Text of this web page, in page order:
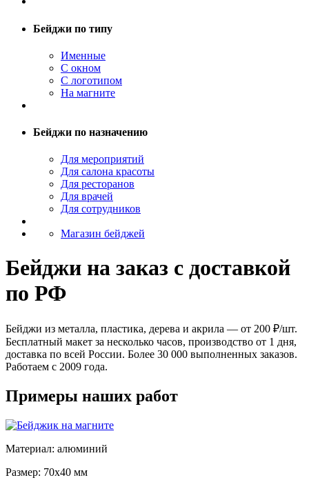
Бейджи по типу
Именные
С окном
С логотипом
На магните
Бейджи по назначению
Для мероприятий
Для салона красоты
Для ресторанов
Для врачей
Для сотрудников
Магазин бейджей
Бейджи на заказ с доставкой
по РФ
Бейджи из металла, пластика, дерева и акрила — от 200 ₽/шт.
Бесплатный макет за несколько часов, производство от 1 дня,
доставка по всей России. Более 30 000 выполненных заказов.
Работаем с 2009 года.
Примеры наших работ
Материал: алюминий
Размер: 70x40 мм